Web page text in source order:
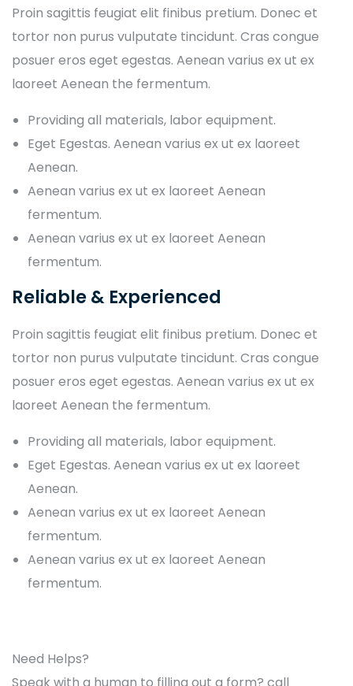
Proin sagittis feugiat elit finibus pretium. Donec et
tortor non purus vulputate tincidunt. Cras congue
posuer eros eget egestas. Aenean varius ex ut ex
laoreet Aenean the fermentum.
Providing all materials, labor equipment.
Eget Egestas. Aenean varius ex ut ex laoreet
Aenean.
Aenean varius ex ut ex laoreet Aenean
fermentum.
Aenean varius ex ut ex laoreet Aenean
fermentum.
Reliable & Experienced
Proin sagittis feugiat elit finibus pretium. Donec et
tortor non purus vulputate tincidunt. Cras congue
posuer eros eget egestas. Aenean varius ex ut ex
laoreet Aenean the fermentum.
Providing all materials, labor equipment.
Eget Egestas. Aenean varius ex ut ex laoreet
Aenean.
Aenean varius ex ut ex laoreet Aenean
fermentum.
Aenean varius ex ut ex laoreet Aenean
fermentum.
Need Helps?
Speak with a human to filling out a form? call